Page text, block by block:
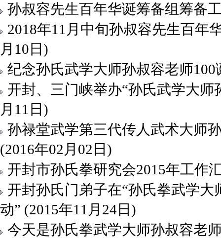
孙叔容先生百年华诞筹备组筹备
2018年11月中旬孙叔容先生百年
月10日)
纪念孙氏武学大师孙叔容老师
开封、三门峡举办“孙氏武学大师
月11日)
孙禄堂武学第三代传人武术大师
(2016年02月02日)
开封市孙氏拳研究会2015年工作
开封孙氏门弟子在“孙氏拳武学
动” (2015年11月24日)
今天是孙氏拳武学大师孙叔容老